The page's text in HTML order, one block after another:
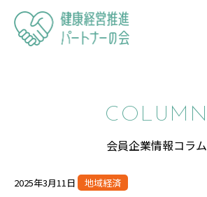
健康経営推進
COLUMN
会員企業情報コラム
2025年3月11日 地域経済